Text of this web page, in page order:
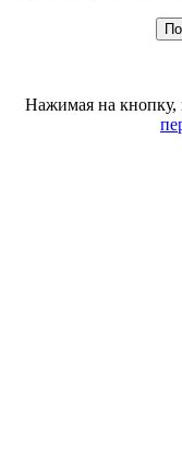
Нажимая на кнопку,